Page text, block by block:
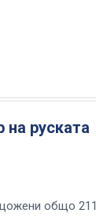
руската
общо 211